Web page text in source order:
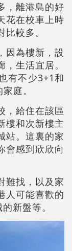
，離港島的好
花在校車上時
較多。
因為樓新，設
生活宜居。
有不少3+1和
庭。
，給住在該區
樓和次新樓主
站。這裏的家
會感到欣欣向
難找，以及家
人可能喜歡的
新盤等。